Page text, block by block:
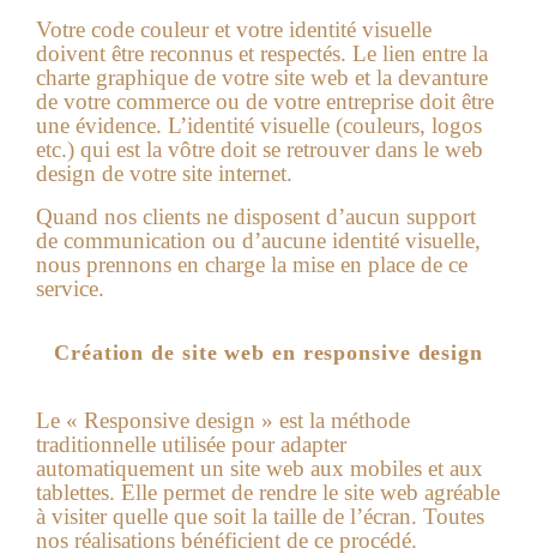
Votre code couleur et votre identité visuelle
doivent être reconnus et respectés. Le lien entre la
charte graphique de votre site web et la devanture
de votre commerce ou de votre entreprise doit être
une évidence. L’identité visuelle (couleurs, logos
etc.) qui est la vôtre doit se retrouver dans le web
design de votre site internet.
Quand nos clients ne disposent d’aucun support
de communication ou d’aucune identité visuelle,
nous prennons en charge la mise en place de ce
service.
Création de site web en responsive design
Le « Responsive design » est la méthode
traditionnelle utilisée pour adapter
automatiquement un site web aux mobiles et aux
tablettes. Elle permet de rendre le site web agréable
à visiter quelle que soit la taille de l’écran. Toutes
nos réalisations bénéficient de ce procédé.